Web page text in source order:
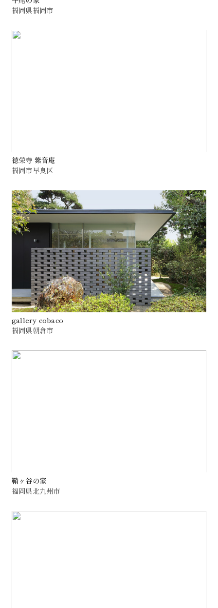
福岡県福岡市
徳栄寺 紫音庵
福岡市早良区
gallery cobaco
福岡県朝倉市
鞘ヶ谷の家
福岡県北九州市